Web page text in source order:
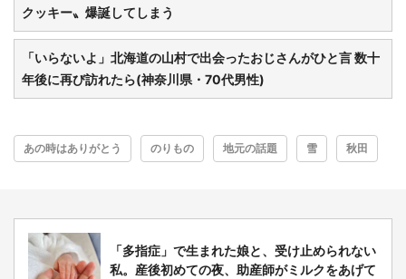
クッキー〟爆誕してしまう
「いらないよ」北海道の山村で出会ったおじさんがひと言 数十
年後に再び訪れたら(神奈川県・70代男性)
あの時はありがとう のりもの 地元の話題 雪 秋田
「多指症」で生まれた娘と、受け止められない
私。産後初めての夜、助産師がミルクをあげて